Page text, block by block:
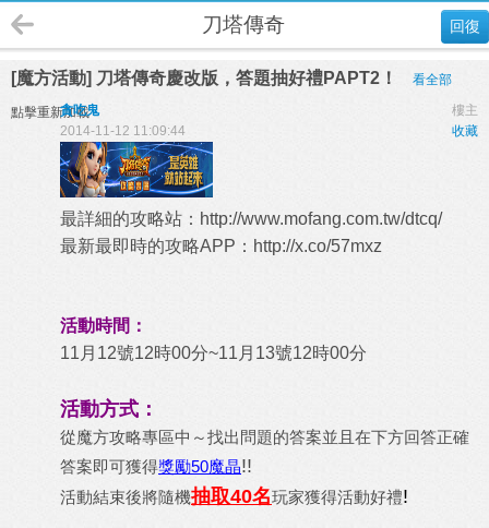
回復
刀塔傳奇
[魔方活動] 刀塔傳奇慶改版，答題抽好禮PAPT2！ 看全部
點擊重新加載 樓主
貪吃鬼
收藏
2014-11-12 11:09:44
最詳細的攻略站： http://www.mofang.com.tw/dtcq/
最新最即時的攻略APP： http://x.co/57mxz
活動時間：
11月12號12時00分~11月13號12時00分
活動方式：
從魔方攻略專區中～找出問題的答案並且在下方回答正確
答案即可獲得獎勵50魔晶!!
活動結束後將隨機抽取40名玩家獲得活動好禮!